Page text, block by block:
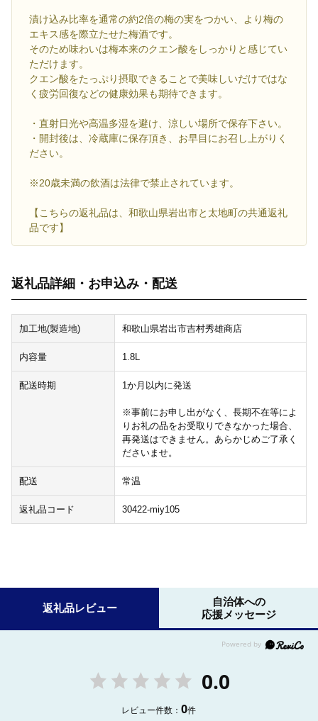
漬け込み比率を通常の約2倍の梅の実をつかい、より梅の
エキス感を際立たせた梅酒です。
そのため味わいは梅本来のクエン酸をしっかりと感じてい
ただけます。
クエン酸をたっぷり摂取できることで美味しいだけではな
く疲労回復などの健康効果も期待できます。
・直射日光や高温多湿を避け、涼しい場所で保存下さい。
・開封後は、冷蔵庫に保存頂き、お早目にお召し上がりく
ださい。
※20歳未満の飲酒は法律で禁止されています。
【こちらの返礼品は、和歌山県岩出市と太地町の共通返礼
品です】
返礼品詳細・お申込み・配送
加工地(製造地) 和歌山県岩出市吉村秀雄商店
内容量 1.8L
配送時期 1か月以内に発送
※事前にお申し出がなく、長期不在等によ
りお礼の品をお受取りできなかった場合、
再発送はできません。あらかじめご了承く
ださいませ。
配送 常温
返礼品コード 30422-miy105
返礼品レビュー
自治体への
応援メッセージ
0.0
レビュー件数：0件